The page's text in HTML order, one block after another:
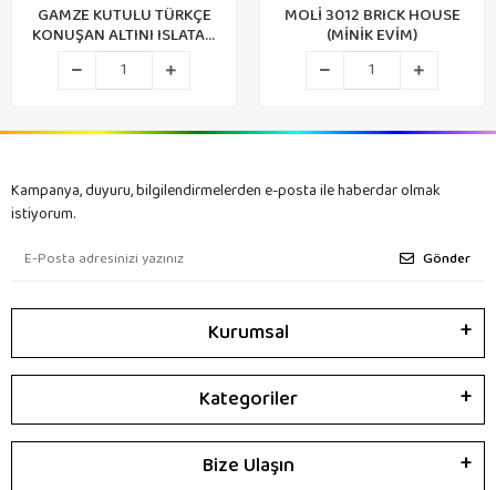
GAMZE KUTULU TÜRKÇE
KONUŞAN ALTINI ISLATAN
BEBEK
MOLİ 3012 BRICK HOUSE
(MİNİK EVİM)
Kampanya, duyuru, bilgilendirmelerden e-posta ile haberdar olmak
istiyorum.
Gönder
Kurumsal
Kategoriler
Bize Ulaşın